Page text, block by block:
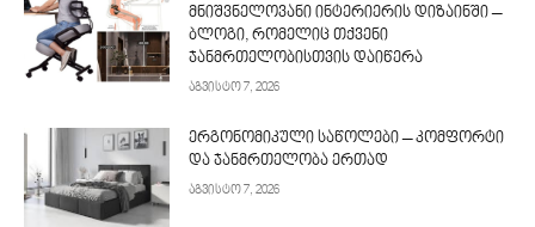
მნიშვნელოვანი ინტერიერის დიზაინში –
ბლოგი, რომელიც თქვენი
ჯანმრთელობისთვის დაიწერა
აგვისტო 7, 2026
ერგონომიკული საწოლები – კომფორტი
და ჯანმრთელობა ერთად
აგვისტო 7, 2026